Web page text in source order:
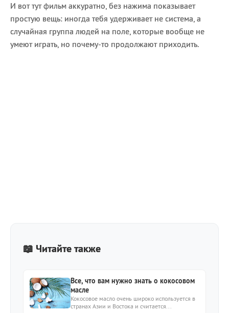
И вот тут фильм аккуратно, без нажима показывает
простую вещь: иногда тебя удерживает не система, а
случайная группа людей на поле, которые вообще не
умеют играть, но почему-то продолжают приходить.
📖 Читайте также
Все, что вам нужно знать о кокосовом
масле
Кокосовое масло очень широко используется в
странах Азии и Востока и считается...